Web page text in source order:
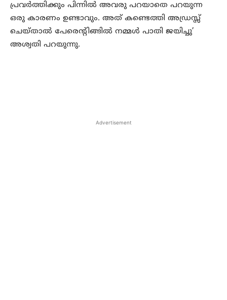
പ്രവര്‍ത്തിക്കും പിന്നില്‍ അവരു പറയാതെ പറയുന്ന
ഒരു കാരണം ഉണ്ടാവും. അത് കണ്ടെത്തി അഡ്രസ്സ്
ചെയ്താല്‍ പേരെന്റിങ്ങില്‍ നമ്മള്‍ പാതി ജയിച്ചു’
അശ്വതി പറയുന്നു.
Advertisement